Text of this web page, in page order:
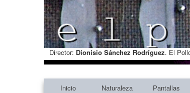
Director: Dionisio Sánchez Rodríguez. El
Inicio Naturaleza Pantallas